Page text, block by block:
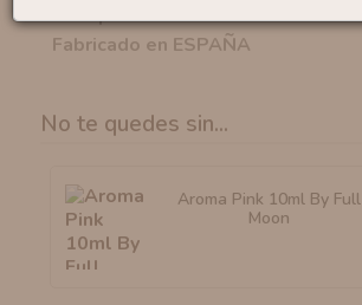
Tiempo maceración:1-3 días
Fabricado en ESPAÑA
No te quedes sin...
Aroma Pink 10ml By Full
Moon